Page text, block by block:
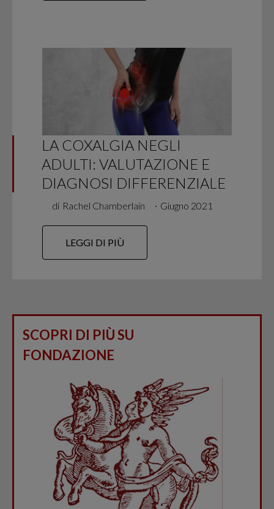
LA COXALGIA NEGLI
ADULTI: VALUTAZIONE E
DIAGNOSI DIFFERENZIALE
di Rachel Chamberlain ∙ Giugno 2021
LEGGI DI PIÙ
SCOPRI DI PIÙ SU
FONDAZIONE